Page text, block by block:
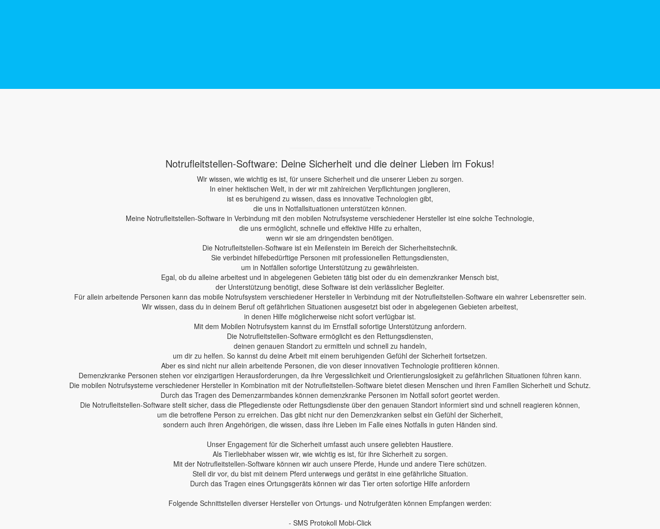
Notrufleitstellen-Software: Deine Sicherheit und die deiner Lieben im Fokus!
Wir wissen, wie wichtig es ist, für unsere Sicherheit und die unserer Lieben zu sorgen.
In einer hektischen Welt, in der wir mit zahlreichen Verpflichtungen jonglieren,
ist es beruhigend zu wissen, dass es innovative Technologien gibt,
die uns in Notfallsituationen unterstützen können.
Meine Notrufleitstellen-Software in Verbindung mit den mobilen Notrufsysteme verschiedener Hersteller ist eine solche Technologie,
die uns ermöglicht, schnelle und effektive Hilfe zu erhalten,
wenn wir sie am dringendsten benötigen.
Die Notrufleitstellen-Software ist ein Meilenstein im Bereich der Sicherheitstechnik.
Sie verbindet hilfebedürftige Personen mit professionellen Rettungsdiensten,
um in Notfällen sofortige Unterstützung zu gewährleisten.
Egal, ob du alleine arbeitest und in abgelegenen Gebieten tätig bist oder du ein demenzkranker Mensch bist,
der Unterstützung benötigt, diese Software ist dein verlässlicher Begleiter.
Für allein arbeitende Personen kann das mobile Notrufsystem verschiedener Hersteller in Verbindung mit der Notrufleitstellen-Software ein wahrer Lebensretter sein.
Wir wissen, dass du in deinem Beruf oft gefährlichen Situationen ausgesetzt bist oder in abgelegenen Gebieten arbeitest,
in denen Hilfe möglicherweise nicht sofort verfügbar ist.
Mit dem Mobilen Notrufsystem kannst du im Ernstfall sofortige Unterstützung anfordern.
Die Notrufleitstellen-Software ermöglicht es den Rettungsdiensten,
deinen genauen Standort zu ermitteln und schnell zu handeln,
um dir zu helfen. So kannst du deine Arbeit mit einem beruhigenden Gefühl der Sicherheit fortsetzen.
Aber es sind nicht nur allein arbeitende Personen, die von dieser innovativen Technologie profitieren können.
Demenzkranke Personen stehen vor einzigartigen Herausforderungen, da ihre Vergesslichkeit und Orientierungslosigkeit zu gefährlichen Situationen führen kann.
Die mobilen Notrufsysteme verschiedener Hersteller in Kombination mit der Notrufleitstellen-Software bietet diesen Menschen und ihren Familien Sicherheit und Schutz.
Durch das Tragen des Demenzarmbandes können demenzkranke Personen im Notfall sofort geortet werden.
Die Notrufleitstellen-Software stellt sicher, dass die Pflegedienste oder Rettungsdienste über den genauen Standort informiert sind und schnell reagieren können,
um die betroffene Person zu erreichen. Das gibt nicht nur den Demenzkranken selbst ein Gefühl der Sicherheit,
sondern auch ihren Angehörigen, die wissen, dass ihre Lieben im Falle eines Notfalls in guten Händen sind.
Unser Engagement für die Sicherheit umfasst auch unsere geliebten Haustiere.
Als Tierliebhaber wissen wir, wie wichtig es ist, für ihre Sicherheit zu sorgen.
Mit der Notrufleitstellen-Software können wir auch unsere Pferde, Hunde und andere Tiere schützen.
Stell dir vor, du bist mit deinem Pferd unterwegs und gerätst in eine gefährliche Situation.
Durch das Tragen eines Ortungsgeräts können wir das Tier orten sofortige Hilfe anfordern
Folgende Schnittstellen diverser Hersteller von Ortungs- und Notrufgeräten können Empfangen werden:
- SMS Protokoll Mobi-Click